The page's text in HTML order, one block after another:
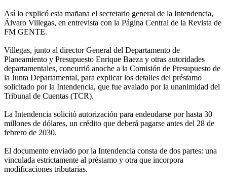
Así lo explicó esta mañana el secretario general de la Intendencia,
Álvaro Villegas, en entrevista con la Página Central de la Revista de
FM GENTE.
Villegas, junto al director General del Departamento de
Planeamiento y Presupuesto Enrique Baeza y otras autoridades
departamentales, concurrió anoche a la Comisión de Presupuesto de
la Junta Departamental, para explicar los detalles del préstamo
solicitado por la Intendencia, que fue avalado por la unanimidad del
Tribunal de Cuentas (TCR).
La Intendencia solicitó autorización para endeudarse por hasta 30
millones de dólares, un crédito que deberá pagarse antes del 28 de
febrero de 2030.
El documento enviado por la Intendencia consta de dos partes: una
vinculada estrictamente al préstamo y otra que incorpora
modificaciones tributarias.